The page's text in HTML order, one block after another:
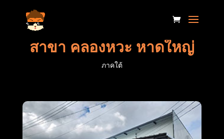
สาขา คลองหวะ หาดใหญ่
ภาคใต้